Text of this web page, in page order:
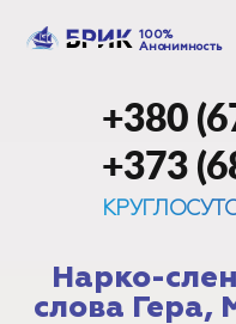
100%
Анонимность
+380
+373
Нарко-
слова Гера,